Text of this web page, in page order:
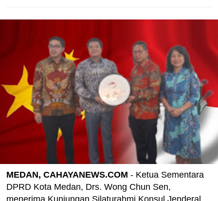
MEDAN, CAHAYANEWS.COM - Ketua Sementara
DPRD Kota Medan, Drs. Wong Chun Sen,